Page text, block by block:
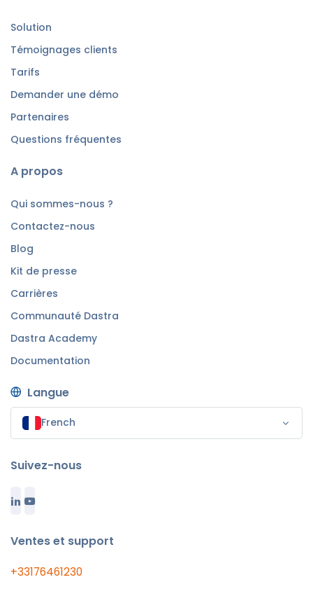
Solution
Témoignages clients
Tarifs
Demander une démo
Partenaires
Questions fréquentes
A propos
Qui sommes-nous ?
Contactez-nous
Blog
Kit de presse
Carrières
Communauté Dastra
Dastra Academy
Documentation
Langue
French
Suivez-nous
Ventes et support
+33176461230